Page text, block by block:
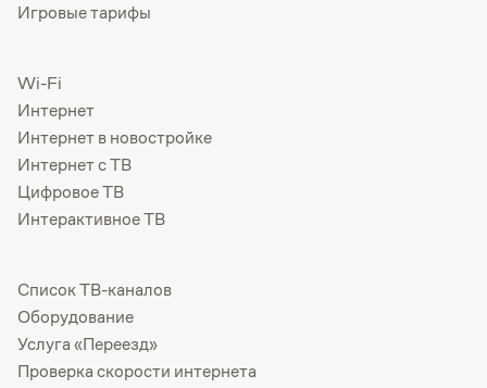
Игровые тарифы
Wi-Fi
Интернет
Интернет в новостройке
Интернет с ТВ
Цифровое ТВ
Интерактивное ТВ
Список ТВ-каналов
Оборудование
Услуга «Переезд»
Проверка скорости интернета